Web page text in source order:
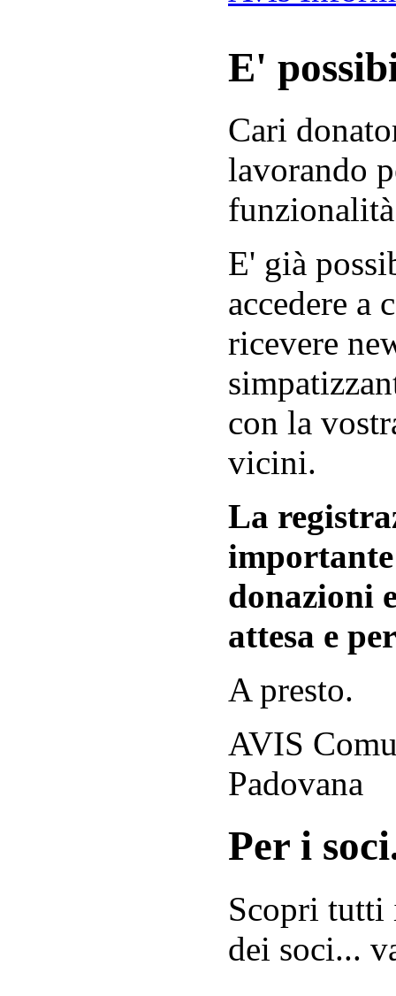
E'
Cari
lavorando
E' già
accedere a
ricevere
con la
vicini.
La
donazioni
attesa e
A presto.
AVIS
Padovana
Per i
Scopri tutti
dei soci...